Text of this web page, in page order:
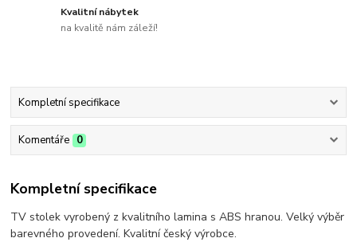
Kvalitní nábytek
na kvalitě nám záleží!
Kompletní specifikace
Komentáře 0
Kompletní specifikace
TV stolek vyrobený z kvalitního lamina s ABS hranou. Velký výběr
barevného provedení. Kvalitní český výrobce.